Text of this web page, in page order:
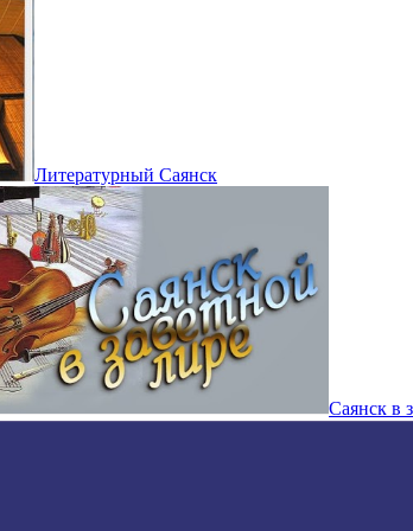
Литературный Саянск
Саянск в